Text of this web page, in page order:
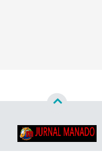
2026Jurnal Manado -